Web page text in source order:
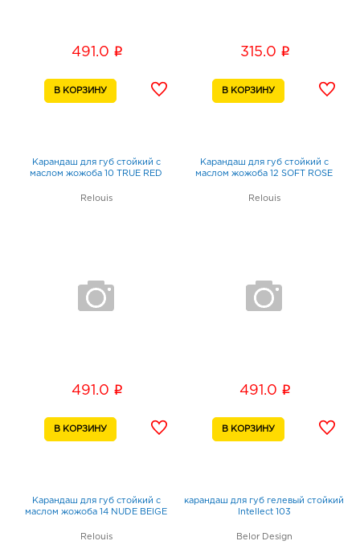
491.0 i 315.0 i
Карандаш для губ стойкий с
маслом жожоба 10 TRUE RED
Relouis
491.0 i
Карандаш для губ стойкий с
маслом жожоба 12 SOFT ROSE
Relouis
491.0 i
Карандаш для губ стойкий с
маслом жожоба 14 NUDE BEIGE
Relouis
карандаш для губ гелевый стойкий
Intellect 103
Belor Design